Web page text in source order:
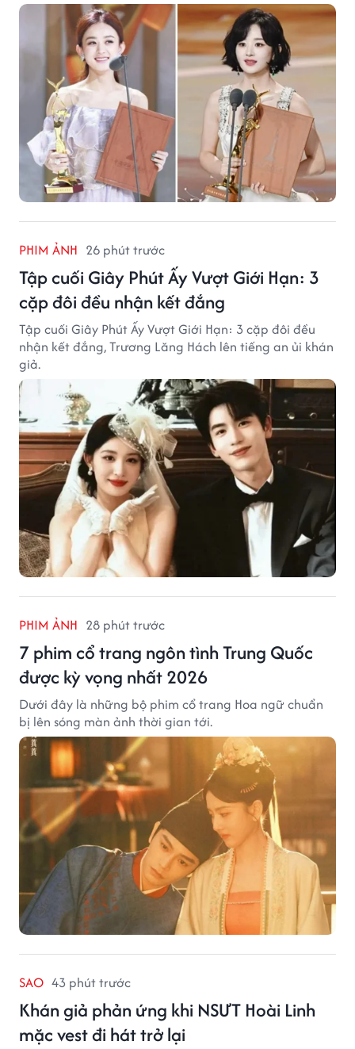
PHIM ẢNH 26 phút trước
Tập cuối Giây Phút Ấy Vượt Giới Hạn: 3
cặp đôi đều nhận kết đắng
Tập cuối Giây Phút Ấy Vượt Giới Hạn: 3 cặp đôi đều
nhận kết đắng, Trương Lăng Hách lên tiếng an ủi khán
giả.
PHIM ẢNH 28 phút trước
7 phim cổ trang ngôn tình Trung Quốc
được kỳ vọng nhất 2026
Dưới đây là những bộ phim cổ trang Hoa ngữ chuẩn
bị lên sóng màn ảnh thời gian tới.
SAO 43 phút trước
Khán giả phản ứng khi NSƯT Hoài Linh
mặc vest đi hát trở lại